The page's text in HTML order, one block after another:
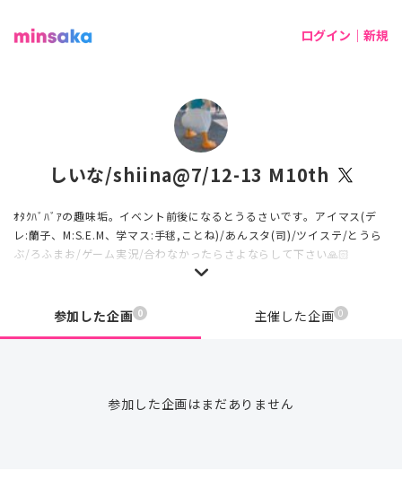
ログイン｜新規
しいな/shiina@7/12-13 M10th
ｵﾀｸﾊﾞﾊﾞｱの趣味垢。イベント前後になるとうるさいです。アイマス(デ
レ:蘭子、M:S.E.M、学マス:手毬,ことね)/あんスタ(司)/ツイステ/とうら
ぶ/ろふまお/ゲーム実況/合わなかったらさよならして下さい🙏🏻
参加した企画 0 主催した企画 0
参加した企画はまだありません